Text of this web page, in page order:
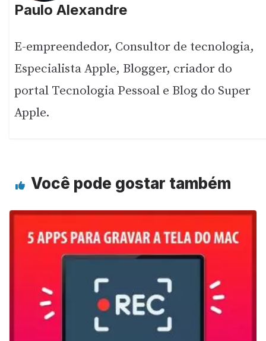
Paulo Alexandre
E-empreendedor, Consultor de tecnologia,
Especialista Apple, Blogger, criador do
portal Tecnologia Pessoal e Blog do Super
Apple.
Você pode gostar também